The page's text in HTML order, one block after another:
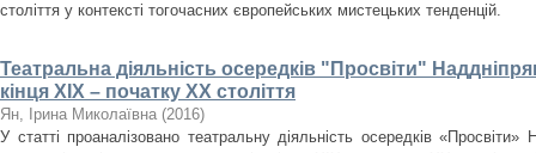
століття у контексті тогочасних європейських мистецьких тенденцій.
Театральна діяльність осередків "Просвіти"
кінця ХІХ – початку ХХ століття
Ян, Ірина Миколаївна (2016)
У статті проаналізовано театральну діяльність осередків